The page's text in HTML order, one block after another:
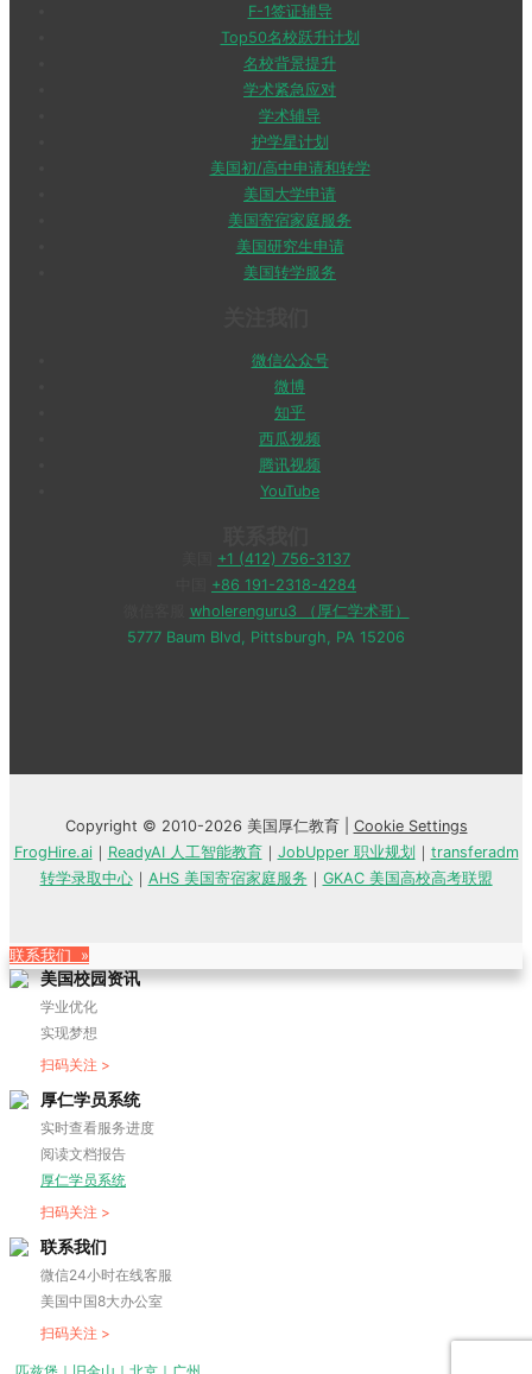
F-1签证辅导
Top50名校跃升计划
名校背景提升
学术紧急应对
学术辅导
护学星计划
美国初/高中申请和转学
美国大学申请
美国寄宿家庭服务
美国研究生申请
美国转学服务
微信公众号
微博
知乎
西瓜视频
腾讯视频
YouTube
+1 (412) 756-3137
+86 191-2318-4284
wholerenguru3 （厚仁学术哥）
5777 Baum Blvd, Pittsburgh, PA 15206
Copyright © 2010-2026 美国厚仁教育 | Cookie Settings
FrogHire.ai｜ ReadyAI 人工智能教育｜ JobUpper 职业规划 ｜ transferadm
转学录取中心｜ AHS 美国寄宿家庭服务 ｜ GKAC 美国高校高考联盟
联系我们 »
美国校园资讯
学业优化
实现梦想
扫码关注 >
厚仁学员系统
实时查看服务进度
阅读文档报告
厚仁学员系统
扫码关注 >
联系我们
微信24小时在线客服
美国中国8大办公室
扫码关注 >